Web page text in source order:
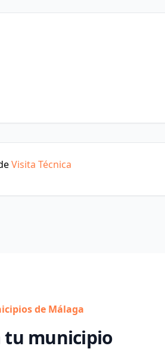
Visita Técnica
de Málaga
tu municipio